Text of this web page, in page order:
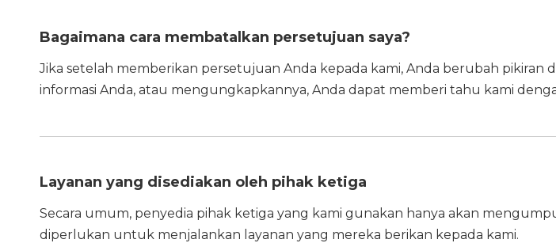
Bagaimana cara membatalkan persetujuan saya?
Jika setelah memberikan persetujuan Anda kepada kami, Anda berubah
informasi Anda, atau mengungkapkannya, Anda dapat memberi tahu kami
Layanan yang disediakan oleh pihak ketiga
Secara umum, penyedia pihak ketiga yang kami gunakan hanya akan
diperlukan untuk menjalankan layanan yang mereka berikan kepada kami.